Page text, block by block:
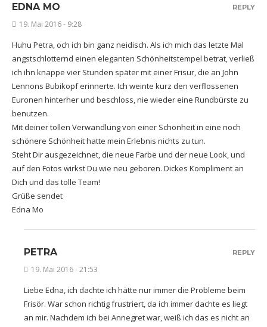
EDNA MO
19. Mai 2016 - 9:28
Huhu Petra, och ich bin ganz neidisch. Als ich mich das letzte Mal
angstschlotternd einen eleganten Schönheitstempel betrat, verließ
ich ihn knappe vier Stunden später mit einer Frisur, die an John
Lennons Bubikopf erinnerte. Ich weinte kurz den verflossenen
Euronen hinterher und beschloss, nie wieder eine Rundbürste zu
benutzen.
Mit deiner tollen Verwandlung von einer Schönheit in eine noch
schönere Schönheit hatte mein Erlebnis nichts zu tun.
Steht Dir ausgezeichnet, die neue Farbe und der neue Look, und
auf den Fotos wirkst Du wie neu geboren. Dickes Kompliment an
Dich und das tolle Team!
Grüße sendet
Edna Mo
REPLY
PETRA
19. Mai 2016 - 21:53
Liebe Edna, ich dachte ich hätte nur immer die Probleme beim
Frisör. War schon richtig frustriert, da ich immer dachte es liegt
an mir. Nachdem ich bei Annegret war, weiß ich das es nicht an
REPLY